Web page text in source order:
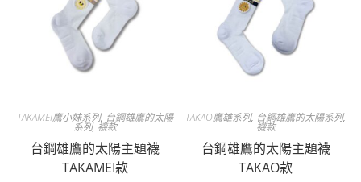
TAKAMEI鷹小妹系列, 台鋼雄鷹的太陽
系列, 襪款
台鋼雄鷹的太陽主題襪
TAKAMEI款
TAKAO鷹雄系列, 台鋼雄鷹的太陽系列,
襪款
台鋼雄鷹的太陽主題襪
TAKAO款